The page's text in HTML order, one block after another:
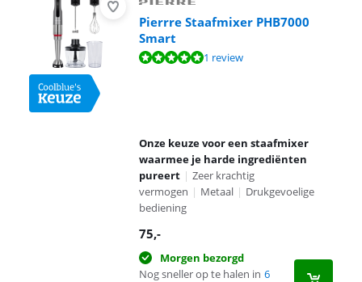
Pierrre Staafmixer PHB7000
Smart
Beoordeling is 9,5 van de 10, gebaseerd op 1 review.
1 review
Onze keuze voor een staafmixer
waarmee je harde ingrediënten
pureert | Zeer krachtig
vermogen | Metaal | Drukgevoelige
bediening
75,-
Morgen bezorgd
Nog sneller op te halen in 6